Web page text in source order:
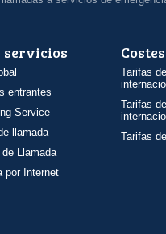
servicios
entrantes
Service
llamada
de Llamada
por Internet
Costes
Tarifas
Tarifas
Tarifas